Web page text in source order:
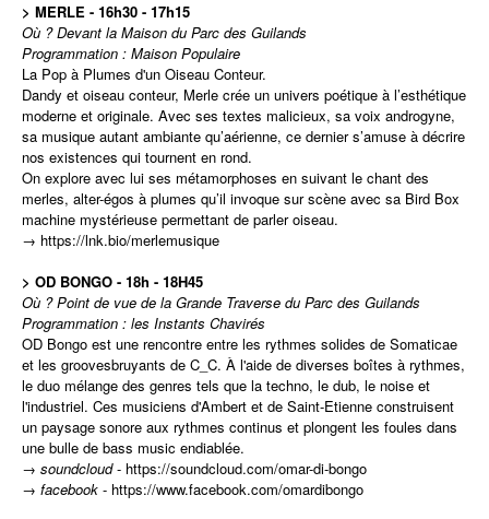
> MERLE - 16h30 - 17h15
Où ? Devant la Maison du Parc des Guilands
Programmation : Maison Populaire
La Pop à Plumes d'un Oiseau Conteur.
Dandy et oiseau conteur, Merle crée un univers poétique à l’esthétique
moderne et originale. Avec ses textes malicieux, sa voix androgyne,
sa musique autant ambiante qu’aérienne, ce dernier s’amuse à décrire
nos existences qui tournent en rond.
On explore avec lui ses métamorphoses en suivant le chant des
merles, alter-égos à plumes qu’il invoque sur scène avec sa Bird Box
machine mystérieuse permettant de parler oiseau.
→ https://lnk.bio/merlemusique
> OD BONGO - 18h - 18H45
Où ? Point de vue de la Grande Traverse du Parc des Guilands
Programmation : les Instants Chavirés
OD Bongo est une rencontre entre les rythmes solides de Somaticae
et les groovesbruyants de C_C. À l'aide de diverses boîtes à rythmes,
le duo mélange des genres tels que la techno, le dub, le noise et
l'industriel. Ces musiciens d'Ambert et de Saint-Etienne construisent
un paysage sonore aux rythmes continus et plongent les foules dans
une bulle de bass music endiablée.
→ soundcloud- https://soundcloud.com/omar-di-bongo
→ facebook - https://www.facebook.com/omardibongo